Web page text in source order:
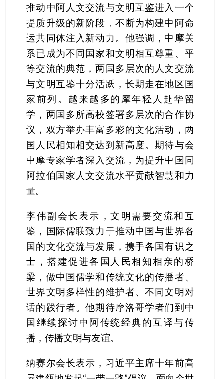
推动中阿人文交流与文明互鉴进入一个
提质升级的新阶段，不断为构建中阿命
运共同体注入新动力。他强调，中摩关
系已成为不同国家和文明相互尊重、平
等交流的典范，两国多层次的人文交流
与文明互鉴十分活跃，长期走在地区国
家前列。越来越多的摩年轻人赴华留
学，两国多所高校签署多层次的合作协
议，双方举办丰富多彩的文化活动，两
国人民相知相交达到新高度。期待与会
中摩专家学者深入交流，为提升中国同
阿拉伯国家人文交流水平贡献智慧和力
量。
李伟副会长表示，文明需要交流和互
鉴，国际儒联致力于推动中国与世界各
国的文化交流与发展，携手各国有识之
士，搭建促进各国人民相知相亲的桥
梁，做中国儒学和传统文化的传播者、
世界文明多样性的维护者、不同文明对
话的践行者。他期待摩洛哥学者们到中
国继续探讨中阿传统经典的互译与传
播，传播文明与友谊。
纳赛尔会长表示，习近平主席十年前高